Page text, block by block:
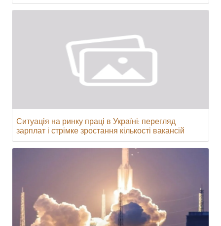
Ситуація на ринку праці в Україні: перегляд
зарплат і стрімке зростання кількості вакансій